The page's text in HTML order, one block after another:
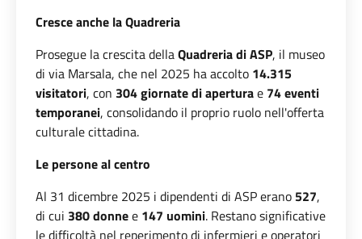
Cresce anche la Quadreria
Prosegue la crescita dellaQuadreria di ASP, il museo
di via Marsala, che nel 2025 ha accolto 14.315
visitatori, con 304 giornate di aperturae 74 eventi
temporanei, consolidando il proprio ruolo nell'offerta
culturale cittadina.
Le persone al centro
Al 31 dicembre 2025 i dipendenti di ASP erano 527,
di cui 380 donnee 147 uomini. Restano significative
le difficoltà nel reperimento di infermieri e operatori